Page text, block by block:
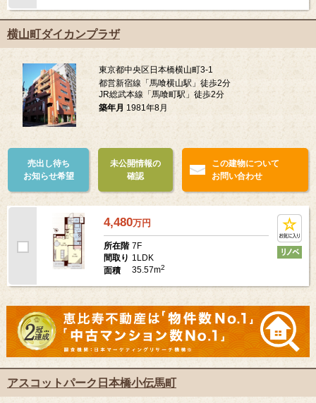
横山町ダイカンプラザ
東京都中央区日本橋横山町3-1
都営新宿線「馬喰横山駅」徒歩2分
JR総武本線「馬喰町駅」徒歩2分
築年月 1981年8月
売出し待ち
お知らせ希望
未公開情報の
確認
この建物について
お問い合わせ
4,480万円
所在階 7F
間取り 1LDK
面積
35.57m2
アスコットパーク日本橋小伝馬町